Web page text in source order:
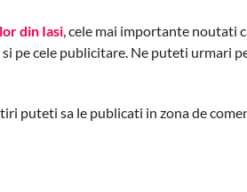
din Iasi, cele mai importante noutati
pe cele publicitare. Ne puteti urmari
puteti sa le publicati in zona de